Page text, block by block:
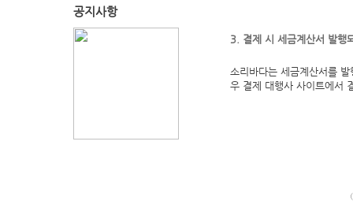
공지사항
3. 결제 시 세금계산서 발행
소리바다는 세금계산서를
우 결제 대행사 사이트에서